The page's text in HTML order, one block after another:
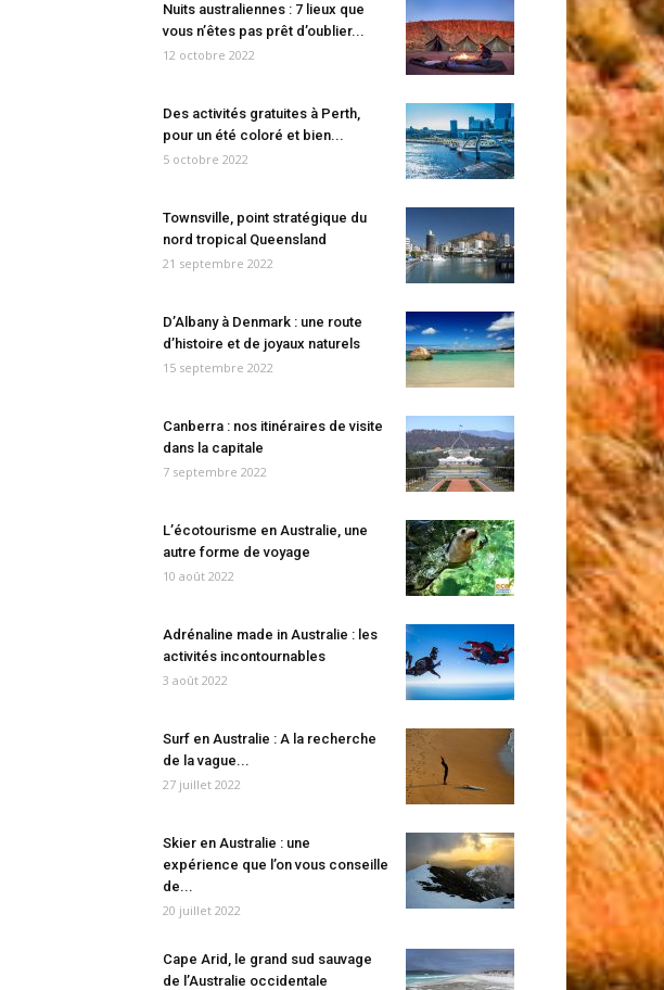
Nuits australiennes : 7 lieux que
vous n’êtes pas prêt d’oublier...
12 octobre 2022
Des activités gratuites à Perth,
pour un été coloré et bien...
5 octobre 2022
Townsville, point stratégique du
nord tropical Queensland
21 septembre 2022
D’Albany à Denmark : une route
d’histoire et de joyaux naturels
15 septembre 2022
Canberra : nos itinéraires de visite
dans la capitale
7 septembre 2022
L’écotourisme en Australie, une
autre forme de voyage
10 août 2022
Adrénaline made in Australie : les
activités incontournables
3 août 2022
Surf en Australie : A la recherche
de la vague...
27 juillet 2022
Skier en Australie : une
expérience que l’on vous conseille
de...
20 juillet 2022
Cape Arid, le grand sud sauvage
de l’Australie occidentale